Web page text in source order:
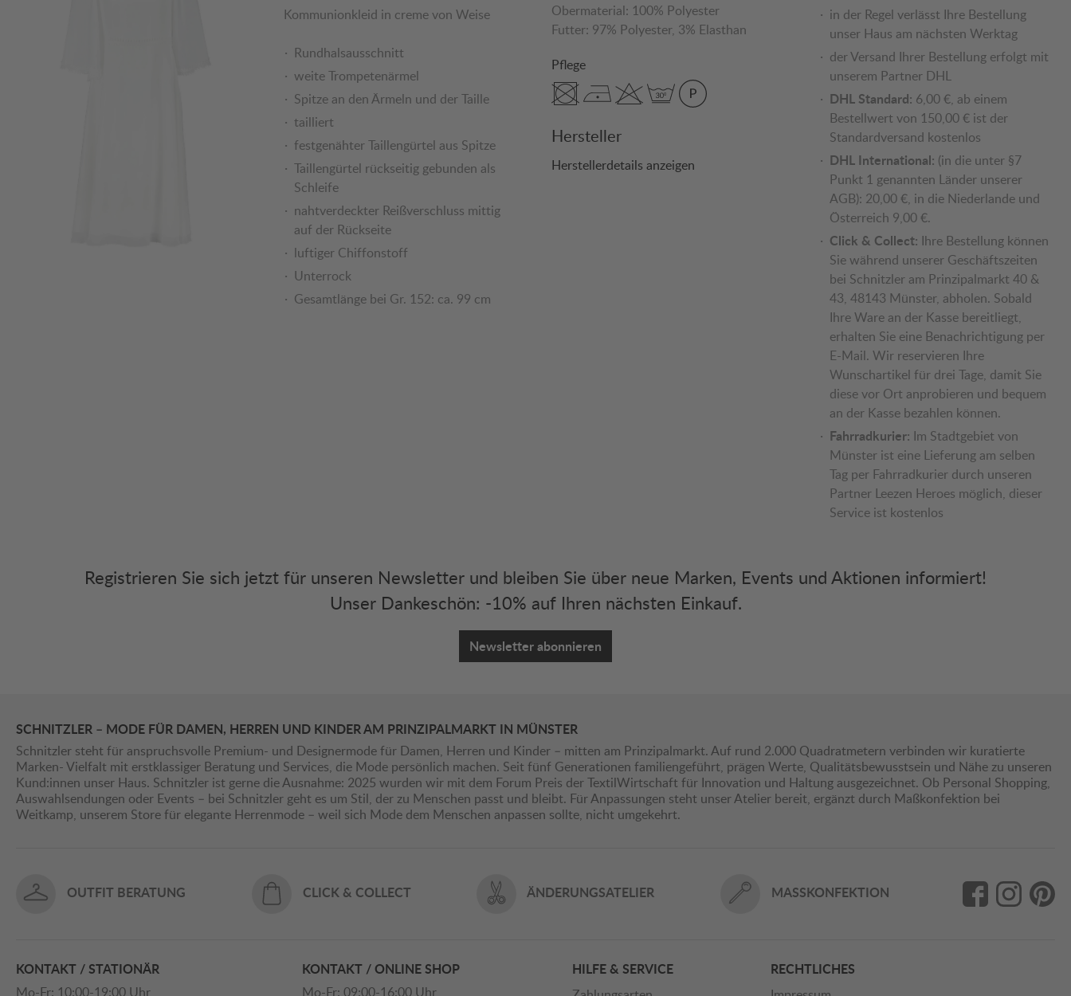
Kommunionkleid in creme von Weise
Rundhalsausschnitt
weite Trompetenärmel
Spitze an den Ärmeln und der Taille
tailliert
festgenähter Taillengürtel aus Spitze
Taillengürtel rückseitig gebunden als
Schleife
nahtverdeckter Reißverschluss mittig
auf der Rückseite
luftiger Chiffonstoff
Unterrock
Gesamtlänge bei Gr. 152: ca. 99 cm
Obermaterial: 100% Polyester
Futter: 97% Polyester, 3% Elasthan
Pflege
Hersteller
Herstellerdetails anzeigen
in der Regel verlässt Ihre Bestellung
unser Haus am nächsten Werktag
der Versand Ihrer Bestellung erfolgt mit
unserem Partner DHL
DHL Standard: 6,00 €, ab einem
Bestellwert von 150,00 € ist der
Standardversand kostenlos
DHL International: (in die unter §7
Punkt 1 genannten Länder unserer
AGB): 20,00 €, in die Niederlande und
Österreich 9,00 €.
Click & Collect: Ihre Bestellung können
Sie während unserer Geschäftszeiten
bei Schnitzler am Prinzipalmarkt 40 &
43, 48143 Münster, abholen. Sobald
Ihre Ware an der Kasse bereitliegt,
erhalten Sie eine Benachrichtigung per
E-Mail. Wir reservieren Ihre
Wunschartikel für drei Tage, damit Sie
diese vor Ort anprobieren und bequem
an der Kasse bezahlen können.
Fahrradkurier: Im Stadtgebiet von
Münster ist eine Lieferung am selben
Tag per Fahrradkurier durch unseren
Partner Leezen Heroes möglich, dieser
Service ist kostenlos
Registrieren Sie sich jetzt für unseren Newsletter und bleiben Sie über neue Marken, Events und Aktionen informiert!
Unser Dankeschön: -10% auf Ihren nächsten Einkauf.
Newsletter abonnieren
SCHNITZLER – MODE FÜR DAMEN, HERREN UND KINDER AM PRINZIPALMARKT IN MÜNSTER
Schnitzler steht für anspruchsvolle Premium- und Designermode für Damen, Herren und Kinder – mitten am Prinzipalmarkt. Auf rund 2.000 Quadratmetern verbinden wir kuratierte
Marken- Vielfalt mit erstklassiger Beratung und Services, die Mode persönlich machen. Seit fünf Generationen familiengeführt, prägen Werte, Qualitätsbewusstsein und Nähe zu unseren
Kund:innen unser Haus. Schnitzler ist gerne die Ausnahme: 2025 wurden wir mit dem Forum Preis der TextilWirtschaft für Innovation und Haltung ausgezeichnet. Ob Personal Shopping,
Auswahlsendungen oder Events – bei Schnitzler geht es um Stil, der zu Menschen passt und bleibt. Für Anpassungen steht unser Atelier bereit, ergänzt durch Maßkonfektion bei
Weitkamp, unserem Store für elegante Herrenmode – weil sich Mode dem Menschen anpassen sollte, nicht umgekehrt.
OUTFIT BERATUNG CLICK & COLLECT ÄNDERUNGSATELIER MASSKONFEKTION
KONTAKT / STATIONÄR
Mo-Fr: 10:00-19:00 Uhr
KONTAKT / ONLINE SHOP
Mo-Fr: 09:00-16:00 Uhr
HILFE & SERVICE RECHTLICHES